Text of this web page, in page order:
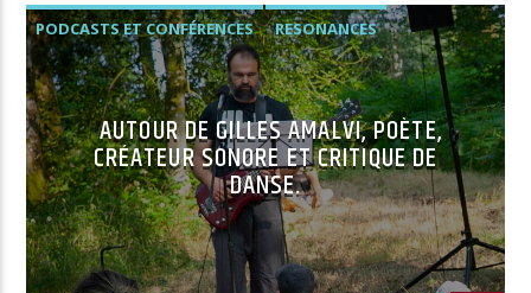
PODCASTS ET CONFÉRENCES RESONANCES
AUTOUR DE GILLES AMALVI, POÈTE,
CRÉATEUR SONORE ET CRITIQUE DE
DANSE.